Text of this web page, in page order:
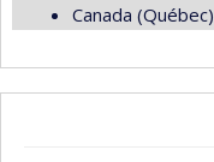
Canada (Québec)